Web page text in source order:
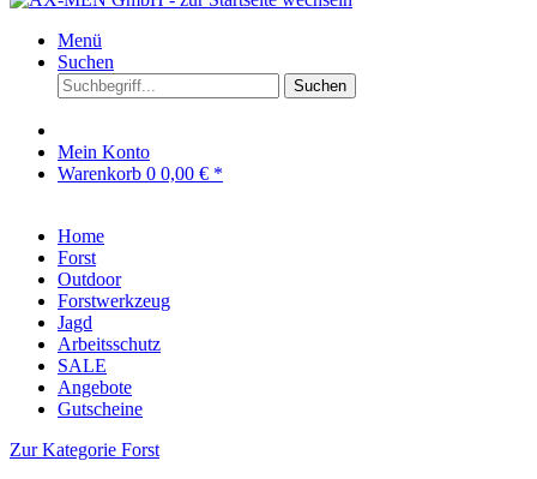
Menü
Suchen
Suchen
Mein Konto
Warenkorb 0 0,00 € *
Home
Forst
Outdoor
Forstwerkzeug
Jagd
Arbeitsschutz
SALE
Angebote
Gutscheine
Zur Kategorie Forst